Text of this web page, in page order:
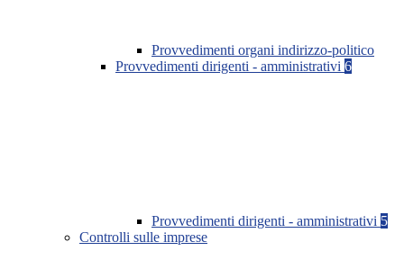
Provvedimenti organi indirizzo-politico
Provvedimenti dirigenti - amministrativi 6
Provvedimenti dirigenti - amministrativi 5
Controlli sulle imprese